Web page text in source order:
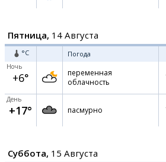
Пятница, 14 Августа
°C Погода
Ночь
+6°
переменная
облачность
День
+17° пасмурно
Суббота, 15 Августа